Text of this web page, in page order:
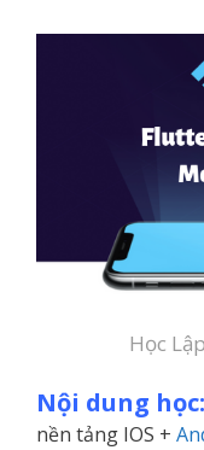
Học
Nội dung học:
nền tảng IOS +